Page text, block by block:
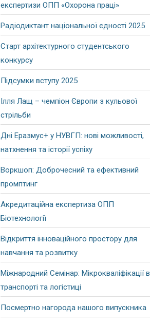
експертизи ОПП «Охорона праці»
Радіодиктант національної єдності 2025
Старт архітектурного студентського
конкурсу
Підсумки вступу 2025
Ілля Лащ – чемпіон Європи з кульової
стрільби
Дні Еразмус+ у НУВГП: нові можливості,
натхнення та історії успіху
Воркшоп: Доброчесний та ефективний
промптинг
Акредитаційна експертиза ОПП
Біотехнології
Відкриття інноваційного простору для
навчання та розвитку
Міжнародний Семінар: Мікрокваліфікації в
транспорті та логістиці
Посмертно нагорода нашого випускника